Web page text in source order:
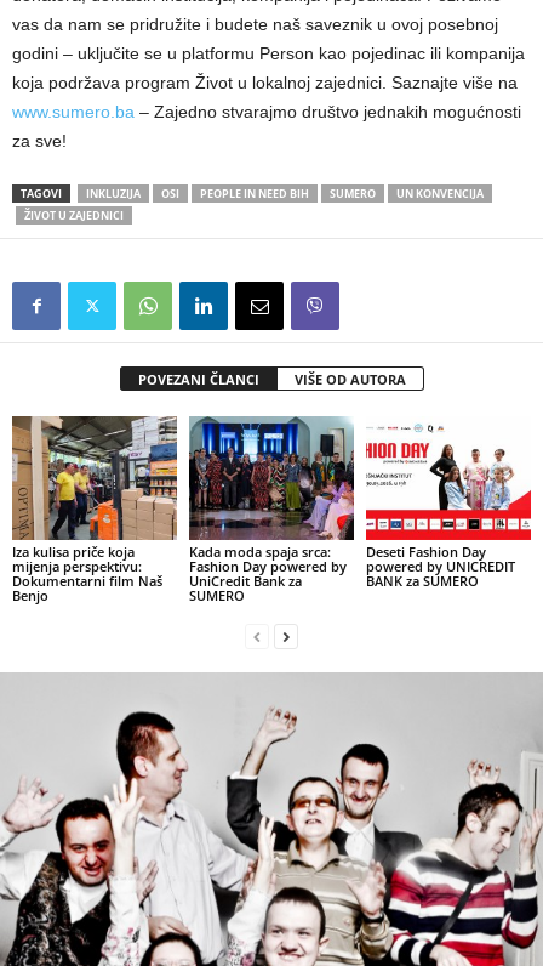
vas da nam se pridružite i budete naš saveznik u ovoj posebnoj
godini – uključite se u platformu Person kao pojedinac ili kompanija
koja podržava program Život u lokalnoj zajednici. Saznajte više na
www.sumero.ba – Zajedno stvarajmo društvo jednakih mogućnosti
za sve!
TAGOVI INKLUZIJA OSI PEOPLE IN NEED BIH SUMERO
UN KONVENCIJA
ŽIVOT U ZAJEDNICI
POVEZANI ČLANCI VIŠE OD AUTORA
Iza kulisa priče koja
mijenja perspektivu:
Dokumentarni film Naš
Benjo
Kada moda spaja srca:
Fashion Day powered by
UniCredit Bank za
SUMERO
Deseti Fashion Day
powered by UNICREDIT
BANK za SUMERO